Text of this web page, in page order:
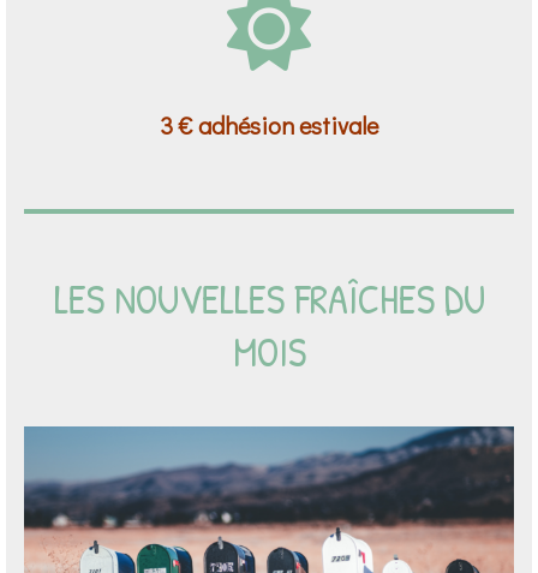
3 € adhésion estivale
LES NOUVELLES FRAÎCHES DU
MOIS